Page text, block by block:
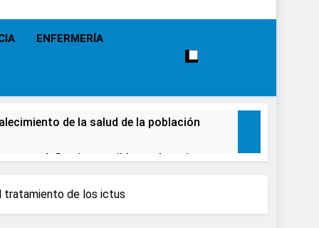
ENFERMERÍA
de la salud de la población
daños irreversibles en la retina en
tratamiento de pacientes con cáncer
tratamiento de los ictus